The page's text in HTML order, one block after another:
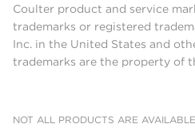
Coulter product and service
trademarks or registered
Inc. in the United States and
trademarks are the property of
NOT ALL PRODUCTS ARE